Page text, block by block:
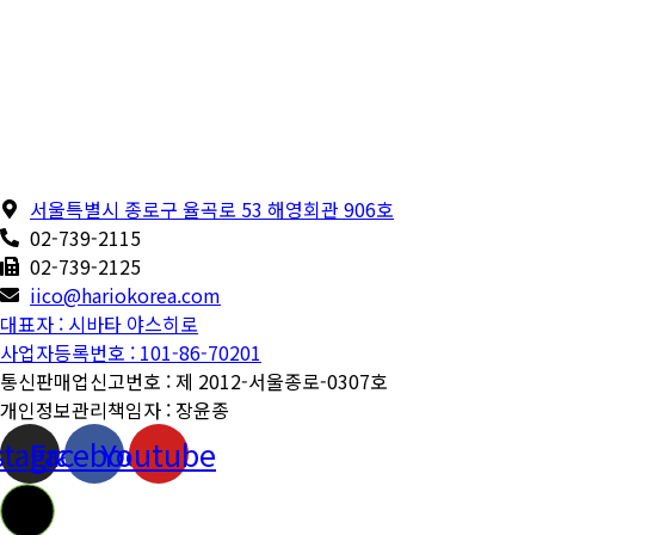
서울특별시 종로구 율곡로 53 해영회관 906호
02-739-2115
02-739-2125
iico@hariokorea.com
대표자 : 시바타 야스히로
사업자등록번호 : 101-86-70201
통신판매업신고번호 : 제 2012-서울종로-0307호
개인정보관리책임자 : 장윤종
FacebookYoutube